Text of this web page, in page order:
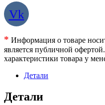
Vk
* Информация о товаре
является публичной
характеристики товара у
Детали
Детали